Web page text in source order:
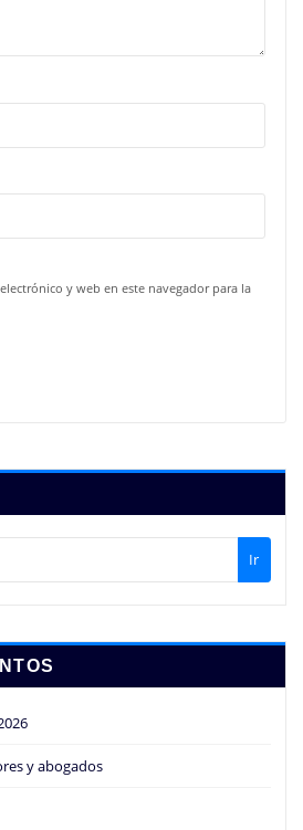
y web en este navegador para la
Ir
y abogados